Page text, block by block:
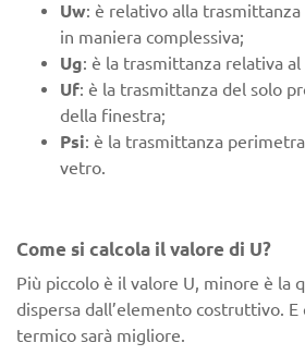
Uw: è relativo alla
in maniera complessiva;
Ug: è la trasmittanza relativa
Uf: è la trasmittanza del solo
della finestra;
Psi: è la trasmittanza
vetro.
Come si calcola il valore di U?
Più piccolo è il valore U, minore è la
dispersa dall’elemento costruttivo. E
termico sarà migliore.